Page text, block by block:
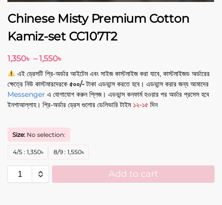
Chinese Misty Premium Cotton
Kamiz-set CC107T2
1,350৳ – 1,550৳
এই ড্রেসটি প্রি-অর্ডার আইটেম এবং সাইজ কাস্টমাইজ করা যাবে, কাস্টমাইজড অর্ডারের
ক্ষেত্রে নিউ কাস্টমারদেরকে ৫০০/-টাকা এডভান্স করতে হবে। এডভান্স করার জন্য আমাদের
Messenger এ যোগাযোগ করুন প্লিজ। এডভান্স কনফার্ম হওয়ার পর অর্ডার প্রসেস হবে
ইনশাআল্লাহ। প্রি-অর্ডার ড্রেস গুলোর ডেলিভারি টাইম ১২-১৫ দিন
Size: No selection:
4/5 : 1,350৳ 8/9 : 1,550৳
Add to cart